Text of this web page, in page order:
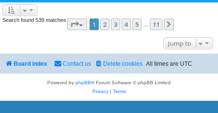
Search found 539 matches Page of 11
1 2 3 4 5 11
Jump to
Board index All times are UTC
Delete cookies
Contact us
Powered by phpBB® Forum Software © phpBB Limited
Privacy| Terms